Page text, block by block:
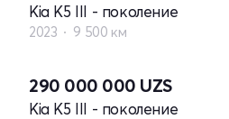
Kia K5 III - поколение
2023 9 500 км
290 000 000 UZS
Kia K5 III - поколение